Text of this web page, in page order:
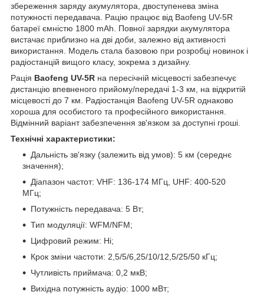
збереження заряду акумулятора, двоступенева зміна
потужності передавача. Рацію працює від Baofeng UV-5R
батареї ємністю 1800 mAh. Повної зарядки акумулятора
вистачає приблизно на дві доби, залежно від активності
використання. Модель стала базовою при розробці новинок і
радіостанцій вищого класу, зокрема з дизайну.
Рація Baofeng UV-5R на пересічній місцевості забезпечує
дистанцію впевненого прийому/передачі 1-3 км, на відкритій
місцевості до 7 км. Радіостанція Baofeng UV-5R однаково
хороша для особистого та професійного використання.
Відмінний варіант забезпечення зв'язком за доступні гроші.
Технічні характеристики:
Дальність зв'язку (залежить від умов): 5 км (середнє
значення);
Діапазон частот: VHF: 136-174 МГц, UHF: 400-520
МГц;
Потужність передавача: 5 Вт;
Тип модуляції: WFM/NFM;
Цифровий режим: Ні;
Крок зміни частоти: 2,5/5/6,25/10/12,5/25/50 кГц;
Чутливість приймача: 0,2 мкВ;
Вихідна потужність аудіо: 1000 мВт;